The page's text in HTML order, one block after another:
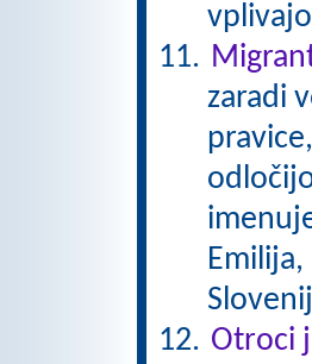
zaradi
Otroci